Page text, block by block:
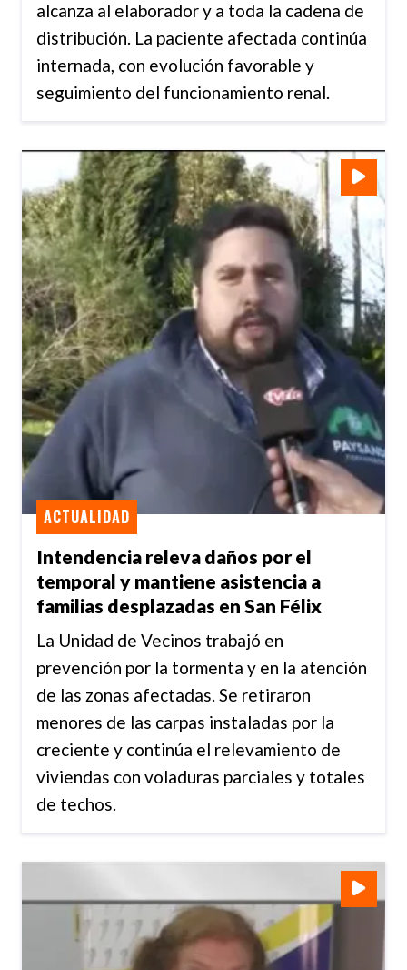
alcanza al elaborador y a toda la cadena de
distribución. La paciente afectada continúa
internada, con evolución favorable y
seguimiento del funcionamiento renal.
Intendencia releva daños por el
temporal y mantiene asistencia a
familias desplazadas en San Félix
ACTUALIDAD
La Unidad de Vecinos trabajó en
prevención por la tormenta y en la atención
de las zonas afectadas. Se retiraron
menores de las carpas instaladas por la
creciente y continúa el relevamiento de
viviendas con voladuras parciales y totales
de techos.